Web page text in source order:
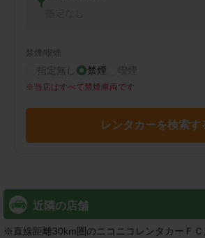
禁煙/喫煙
指定無し 禁煙 喫煙
※ 当店はすべて禁煙車両です
レンタカーを検索す
近隣の店舗
※直線距離30km圏のニコニコレンタカーＦ